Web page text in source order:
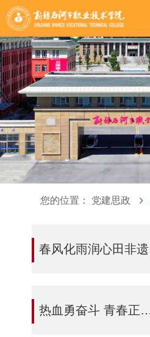
您的位置： 党建思政
春风化雨润心田非遗薪火映初心——新疆石河子职业技术学院开展“雷锋月”非遗文化志愿服务
热血勇奋斗 青春正当燃——新疆石河子职业技术学院开展观影《哪吒2》大思政实践活动